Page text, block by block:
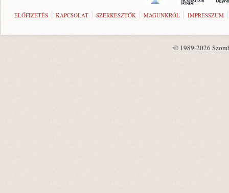
ELŐFIZETÉS KAPCSOLAT SZERKESZTŐK MAGUNKRÓL IMPRESSZUM
© 1989-2026